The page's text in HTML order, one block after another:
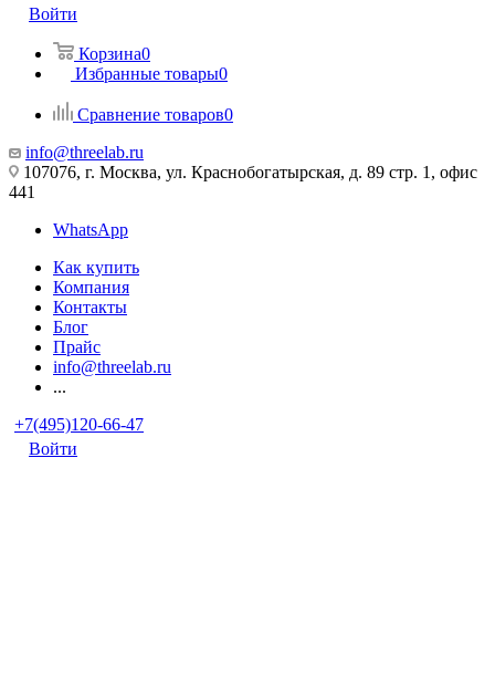
Войти
Корзина0
Избранные товары0
Сравнение товаров0
info@threelab.ru
107076, г. Москва, ул. Краснобогатырская, д. 89 стр. 1, офис
441
WhatsApp
Как купить
Компания
Контакты
Блог
Прайс
info@threelab.ru
...
+7(495)120-66-47
Войти